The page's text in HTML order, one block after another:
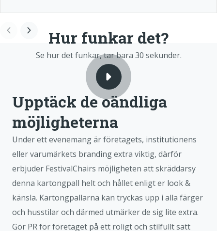
Hur funkar det?
Se hur det funkar, tar bara 30 sekunder.
Upptäck de oändliga
möjligheterna
Under ett evenemang är företagets, institutionens
eller varumärkets branding extra viktig, därför
erbjuder FestivalChairs möjligheten att skräddarsy
denna kartongpall helt och hållet enligt er look &
känsla. Kartongpallarna kan tryckas upp i alla färger
och husstilar och därmed utmärker de sig lite extra.
Gör PR för företaget på ett roligt och stilfullt sätt